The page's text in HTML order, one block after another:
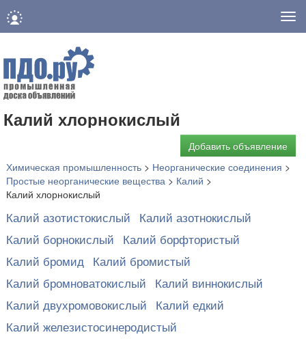
Калий хлорнокислый
Добавить объявление
Химическая промышленность > Неорганические соединения >
Простые неорганические вещества > Калий >
Калий хлорнокислый
Калий азотистокислый Калий азотнокислый
Калий борнокислый Калий борфтористый
Калий бромид Калий бромистый
Калий бромноватокислый Калий виннокислый
Калий двухромовокислый Калий едкий
Калий железистосинеродистый